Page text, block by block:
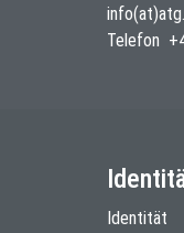
Telefon
Identität